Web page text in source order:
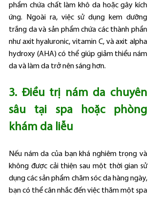
phẩm chứa chất làm khô da hoặc gây kích
ứng. Ngoài ra, việc sử dụng kem dưỡng
trắng da và sản phẩm chứa các thành phần
như axit hyaluronic, vitamin C, và axit alpha
hydroxy (AHA) có thể giúp giảm thiểu nám
da và làm da trở nên sáng hơn.
3. Điều trị nám da chuyên
sâu tại spa hoặc phòng
khám da liễu
Nếu nám da của bạn khá nghiêm trọng và
không được cải thiện sau một thời gian sử
dụng các sản phẩm chăm sóc da hàng ngày,
bạn có thể cân nhắc đến việc thăm một spa